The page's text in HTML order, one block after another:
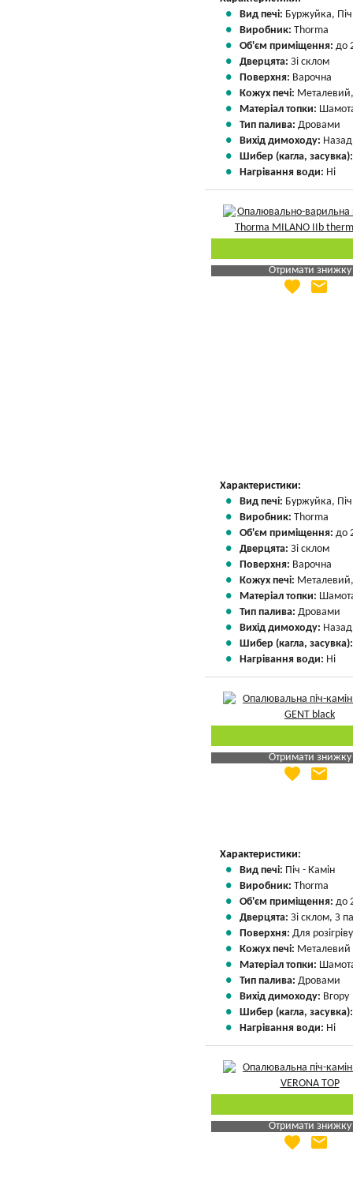
Вид печі: Буржуйка,
Виробник: Thorma
Об'єм приміщення: до
Дверцята: Зі склом
Поверхня: Варочна
Кожух печі:
Матеріал топки:
Тип палива: Дровами
Вихід димоходу: Назад
Шибер (кагла,
Нагрівання води: Ні
Отримати знижку
Яка Ваша ціна
favorite email
Характеристики:
Вид печі: Буржуйка,
Виробник: Thorma
Об'єм приміщення: до
Дверцята: Зі склом
Поверхня: Варочна
Кожух печі:
Матеріал топки:
Тип палива: Дровами
Вихід димоходу: Назад
Шибер (кагла,
Нагрівання води: Ні
Отримати знижку
Яка Ваша ціна
favorite email
Характеристики:
Вид печі: Піч - Камін
Виробник: Thorma
Об'єм приміщення: до
Дверцята: Зі склом, З
Поверхня: Для розігріву
Кожух печі: Металевий
Матеріал топки:
Тип палива: Дровами
Вихід димоходу: Вгору
Шибер (кагла,
Нагрівання води: Ні
Отримати знижку
Яка Ваша ціна
favorite email